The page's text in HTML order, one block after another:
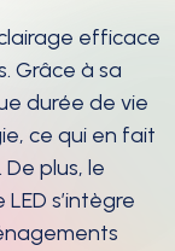
efficace
Grâce à sa
durée de vie
ce qui en fait
plus, le
s’intègre